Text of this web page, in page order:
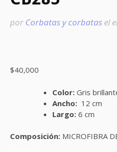
por Corbatas y corbatas el
$40,000
Color: Gris
Ancho: 12 cm
Largo: 6 cm
Composición: MICROFIBRA